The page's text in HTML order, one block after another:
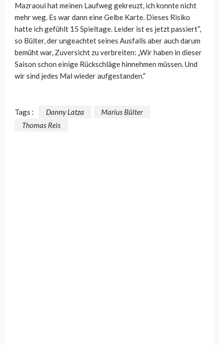
Mazraoui hat meinen Laufweg gekreuzt, ich konnte nicht
mehr weg. Es war dann eine Gelbe Karte. Dieses Risiko
hatte ich gefühlt 15 Spieltage. Leider ist es jetzt passiert“,
so Bülter, der ungeachtet seines Ausfalls aber auch darum
bemüht war, Zuversicht zu verbreiten: „Wir haben in dieser
Saison schon einige Rückschläge hinnehmen müssen. Und
wir sind jedes Mal wieder aufgestanden.“
Tags : Danny Latza
Marius Bülter
Thomas Reis